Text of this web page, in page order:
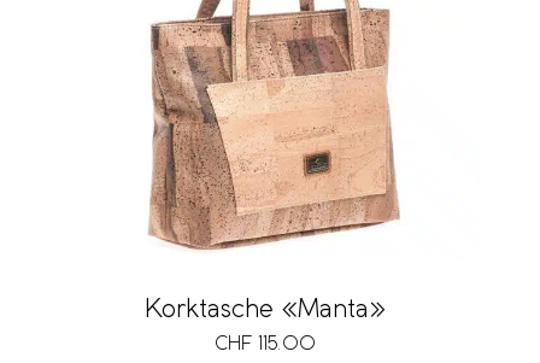
Korktasche «Manta»
CHF 115.00